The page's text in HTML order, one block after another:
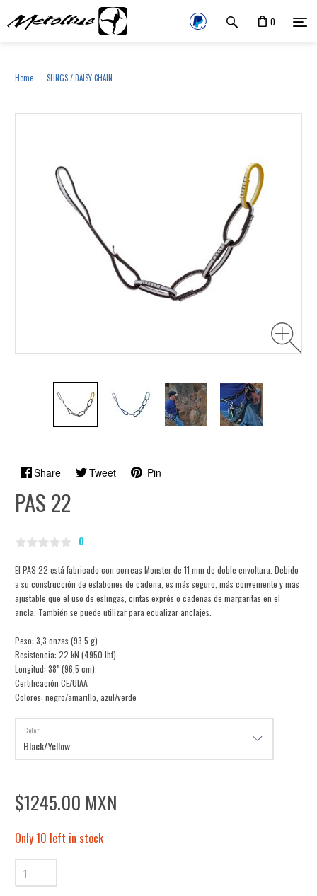
0
Home SLINGS / DAISY CHAIN
Share Tweet Pin
PAS 22
0
El PAS 22 está fabricado con correas Monster de 11 mm de doble envoltura. Debido
a su construcción de eslabones de cadena, es más seguro, más conveniente y más
ajustable que el uso de eslingas, cintas exprés o cadenas de margaritas en el
ancla. También se puede utilizar para ecualizar anclajes.
Peso: 3,3 onzas (93,5 g)
Resistencia: 22 kN (4950 lbf)
Longitud: 38" (96,5 cm)
Certificación CE/UIAA
Colores: negro/amarillo, azul/verde
Color
$1245.00 MXN
Only 10 left in stock